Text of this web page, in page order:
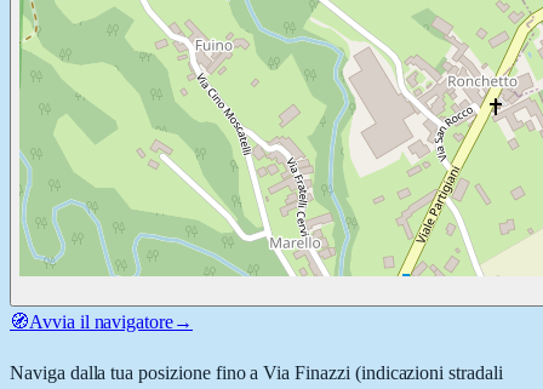
🧭Avvia il navigatore→
Naviga dalla tua posizione fino aVia Finazzi (indicazioni stradali